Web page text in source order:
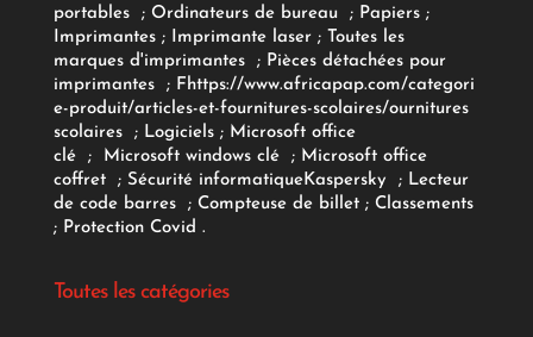
portables
; Ordinateurs de bureau ; Papiers;
Imprimantes;Imprimante laser; Toutes les
marques d'imprimantes
; Pièces détachées pour
imprimantes
; F https://www.africapap.com/categori
e-produit/articles-et-fournitures-scolaires/ournitures
scolaires; Logiciels ; Microsoft office
clé
; Microsoft windows clé; Microsoft office
coffret ; Sécurité informatiqueKaspersky ; Lecteur
de code barres
; Compteuse de billet; Classements
; Protection Covid .
Toutes les catégories